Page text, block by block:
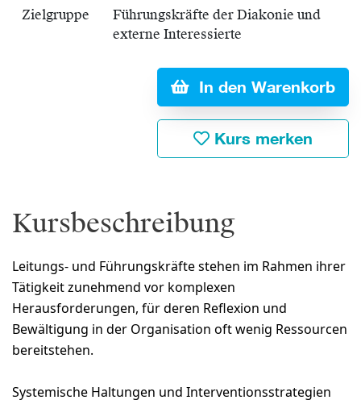
Zielgruppe
Führungskräfte der Diakonie und
externe Interessierte
In den Warenkorb
Kurs merken
Kursbeschreibung
Leitungs- und Führungskräfte stehen im Rahmen ihrer
Tätigkeit zunehmend vor komplexen
Herausforderungen, für deren Reflexion und
Bewältigung in der Organisation oft wenig Ressourcen
bereitstehen.
Systemische Haltungen und Interventionsstrategien